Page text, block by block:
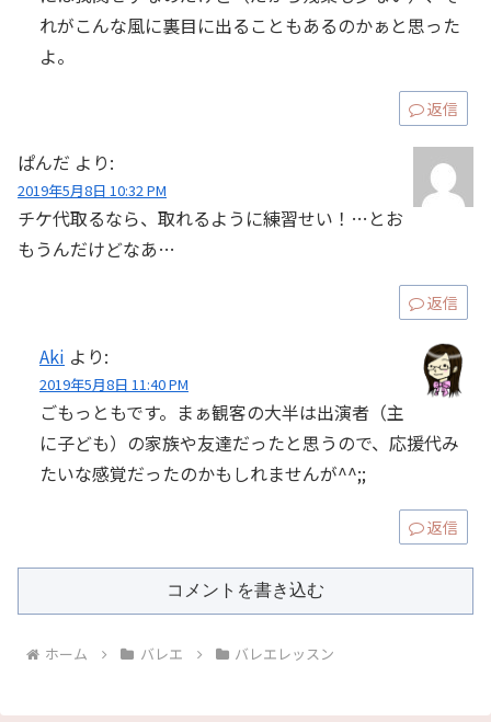
れがこんな風に裏目に出ることもあるのかぁと思った
よ。
返信
ぱんだ より:
2019年5月8日 10:32 PM
チケ代取るなら、取れるように練習せい！…とお
もうんだけどなあ…
返信
Aki より:
2019年5月8日 11:40 PM
ごもっともです。まぁ観客の大半は出演者（主
に子ども）の家族や友達だったと思うので、応援代み
たいな感覚だったのかもしれませんが^^;;
返信
コメントを書き込む
ホーム バレエ バレエレッスン